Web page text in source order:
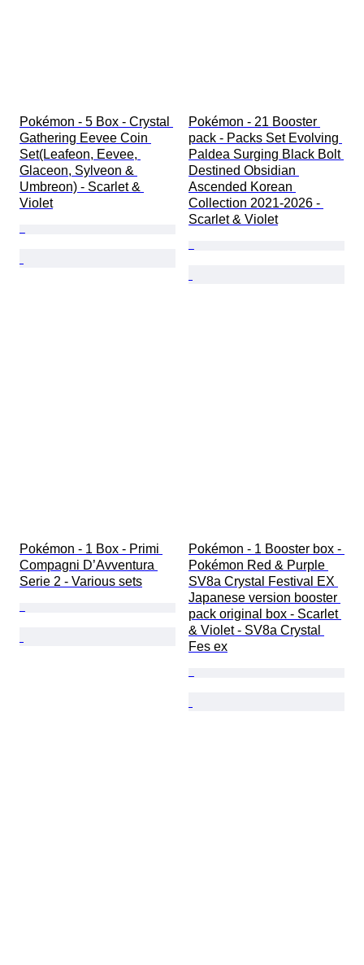
Pokémon - 5 Box - Crystal
Gathering Eevee Coin
Set(Leafeon, Eevee,
Glaceon, Sylveon &
Umbreon) - Scarlet &
Violet
Pokémon - 21 Booster
pack - Packs Set Evolving
Paldea Surging Black Bolt
Destined Obsidian
Ascended Korean
Collection 2021-2026 -
Scarlet & Violet
Pokémon - 1 Box - Primi
Compagni D’Avventura
Serie 2 - Various sets
Pokémon - 1 Booster box -
Pokémon Red & Purple
SV8a Crystal Festival EX
Japanese version booster
pack original box - Scarlet
& Violet - SV8a Crystal
Fes ex